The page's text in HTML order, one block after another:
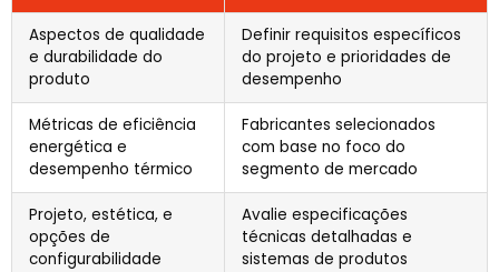
Aspectos de qualidade
e durabilidade do
produto
Definir requisitos específicos
do projeto e prioridades de
desempenho
Métricas de eficiência
energética e
desempenho térmico
Fabricantes selecionados
com base no foco do
segmento de mercado
Projeto, estética, e
opções de
configurabilidade
Avalie especificações
técnicas detalhadas e
sistemas de produtos